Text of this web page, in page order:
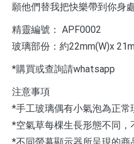
願他們替我把快樂帶到你身
精靈編號： APF0002
玻璃部份：約22mm(W)x
*購買或查詢請whatsapp
注意事項
*手工玻璃偶有小氣泡為正常
*空氣草每棵生長形態不同，